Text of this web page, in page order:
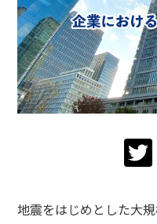
地震をはじめとした大